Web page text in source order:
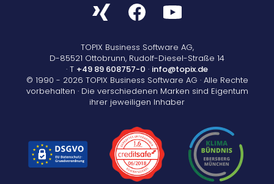
TOPIX Business Software AG,
D-85521 Ottobrunn, Rudolf-Diesel-Straße 14
· T +49 89 608757-0 · info@topix.de
© 1990 - 2026 TOPIX Business Software AG · Alle Rechte
vorbehalten · Die verschiedenen Marken sind Eigentum
ihrer jeweiligen Inhaber